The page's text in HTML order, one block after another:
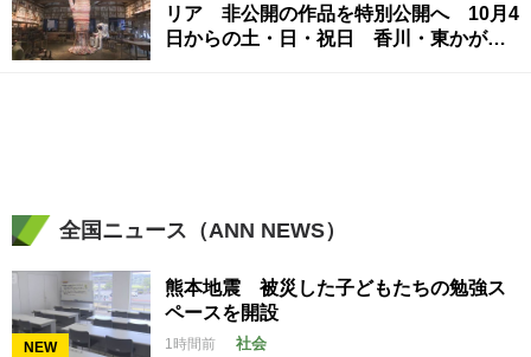
リア 非公開の作品を特別公開へ 10月4
日からの土・日・祝日 香川・東かがわ
全国ニュース（ANN NEWS）
NEW
熊本地震 被災した子どもたちの勉強ス
ペースを開設
1時間前 社会